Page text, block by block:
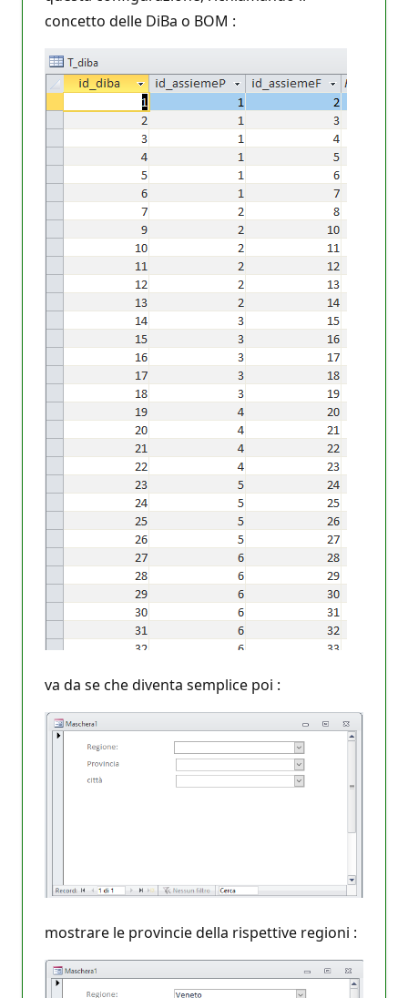
concetto delle DiBa o BOM :
va da se che diventa semplice poi :
mostrare le provincie della rispettive regioni :